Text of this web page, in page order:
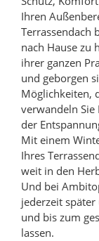
Ihren
Terrassendach
nach Hause zu
ihrer ganzen
und geborgen
Möglichkeiten,
verwandeln Sie
der
Mit einem
Ihres
weit in den
Und bei
jederzeit
und bis zum
lassen.